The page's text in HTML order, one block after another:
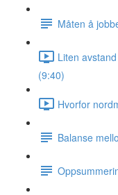
Måten å
Liten
(9:40)
Hvorfor
Balanse